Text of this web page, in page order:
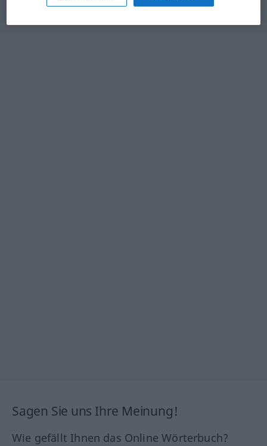
Sagen Sie uns Ihre Meinung!
Wie gefällt Ihnen das Online Wörterbuch?